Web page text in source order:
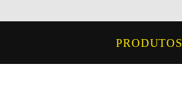
PRODUTOS